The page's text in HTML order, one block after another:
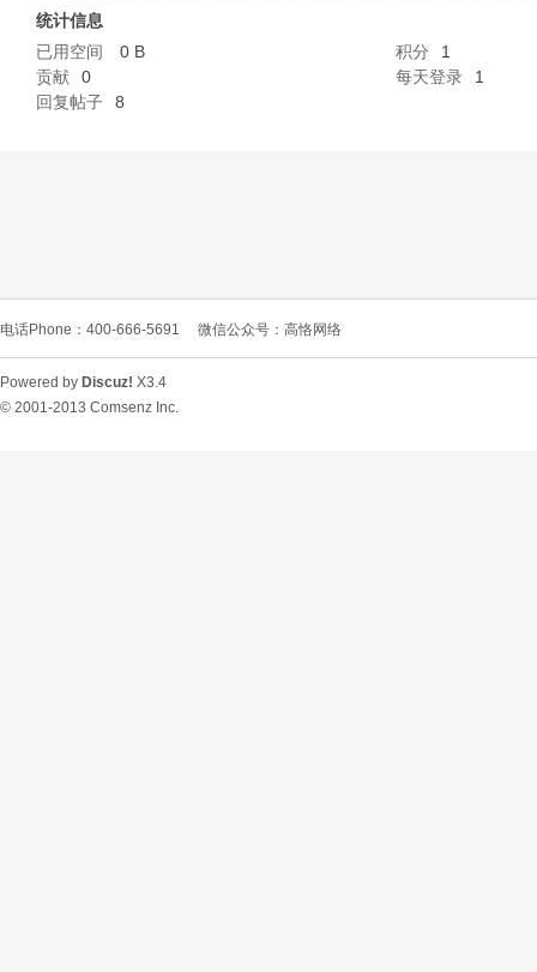
L
统计信息
已用空间
0 B 积分
1
贡献
0 每天登录
1
回复帖子
8
电话Phone：400-666-5691 微信公众号：高恪网络
Powered by Discuz! X3.4
© 2001-2013 Comsenz Inc.